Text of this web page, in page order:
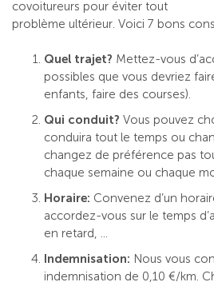
covoitureurs pour éviter tout
problème ultérieur. Voici 7 bons
Quel trajet? Mettez-vous
possibles que vous devriez
enfants, faire des courses).
Qui conduit? Vous pouvez
conduira tout le temps ou
changez de préférence pas
chaque semaine ou chaque
Horaire: Convenez d’un
accordez-vous sur le temps
en retard, ...
Indemnisation: Nous vous
indemnisation de 0,10 €/km.